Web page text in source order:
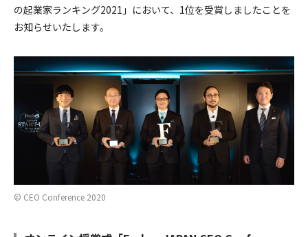
の起業家ランキング2021」において、1位を受賞しましたことを
お知らせいたします。
©︎ CEO Conference 2020